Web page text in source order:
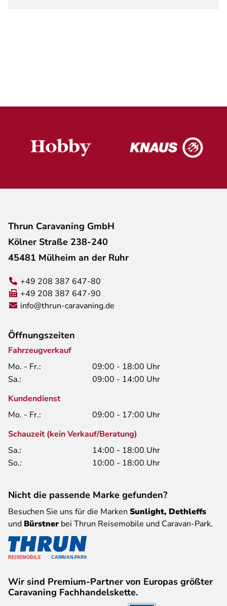
Thrun Caravaning GmbH
Kölner Straße 238-240
45481 Mülheim an der Ruhr
+49 208 387 647-80
+49 208 387 647-90
info@thrun-caravaning.de
Öffnungszeiten
Fahrzeugverkauf
Mo. - Fr.:
09:00 - 18:00 Uhr
Sa.:
09:00 - 14:00 Uhr
Kundendienst
Mo. - Fr.:
09:00 - 17:00 Uhr
Schauzeit (kein Verkauf/Beratung)
Sa.:
14:00 - 18:00 Uhr
So.:
10:00 - 18:00 Uhr
Nicht die passende Marke gefunden?
Besuchen Sie uns für die Marken Sunlight, Dethleffs
und Bürstner bei Thrun Reisemobile und Caravan-Park.
Wir sind Premium-Partner von Europas größter
Caravaning Fachhandelskette.